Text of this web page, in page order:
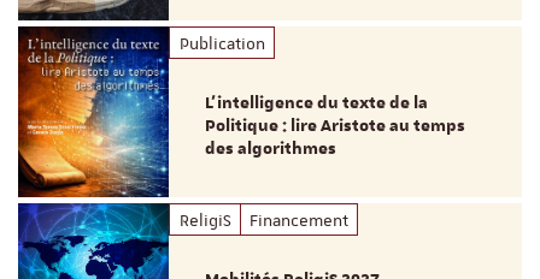
Publication
L’intelligence du texte de la
Politique : lire Aristote au temps
des algorithmes
ReligiS Financement